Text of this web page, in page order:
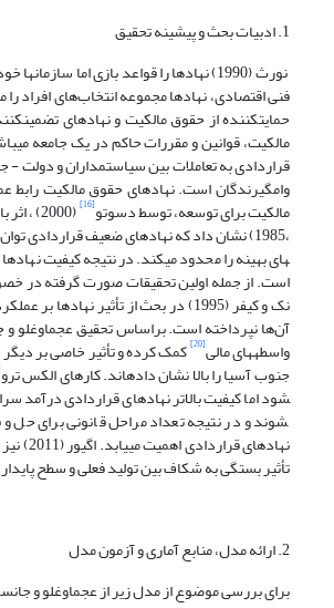
1. ادبیات بحث و پیشینه تحقیق
نورث (1990) نهادها را قواعد بازی
فنی اقتصادی، نهادها مجموعه انتخاب‌های افراد
حمایت­کننده از حقوق مالکیت و نهادهای
مالکیت، قوانین و مقررات حاکم در یک جامعه
قراردادی به تعاملات بین سیاست­مداران و دولت -
وام­گیرندگان است. نهادهای حقوق مالکیت رابط
مالکیت برای توسعه، توسط دسوتو[16] (2000) ، اثر بالقوه اقتصادی گروه‌های ذی­نفوذ توسط عجم­اوغلو و رابینسون (2006)، هزینه مبادله توسط کاوز
،1985) نشان داد که نهادهای ضعیف
های بهینه را محدود می­کند. در نتیجه کیفیت
نک و کیفر (1995) در بحث از تأثیر
واسطه­های مالی[20] کمک کرده و تأثیر خاصی بر دیگر
جنوب آسیا را بالا نشان داده­اند. کارهای الکس ترو
شود اما کیفیت بالاتر نهادهای قراردادی درآمد
تأثیر بستگی به شکاف بین تولید فعلی و سطح
2. ارائه مدل، منابع آماری و آزمون مدل
برای بررسی موضوع از مدل زیر از عجم­اوغلو و جانسون (2005) است استفاده